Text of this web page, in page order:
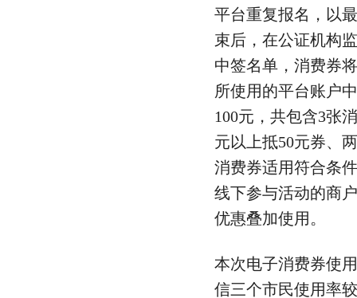
平台重复报名，以
束后，在公证机构
中签名单，消费券
所使用的平台账户
100元，共包含3张
元以上抵50元券、
消费券适用符合条
线下参与活动的商
优惠叠加使用。
本次电子消费券使
信三个市民使用率